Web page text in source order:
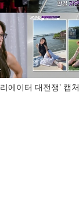
에이터 대전쟁’ 캡처